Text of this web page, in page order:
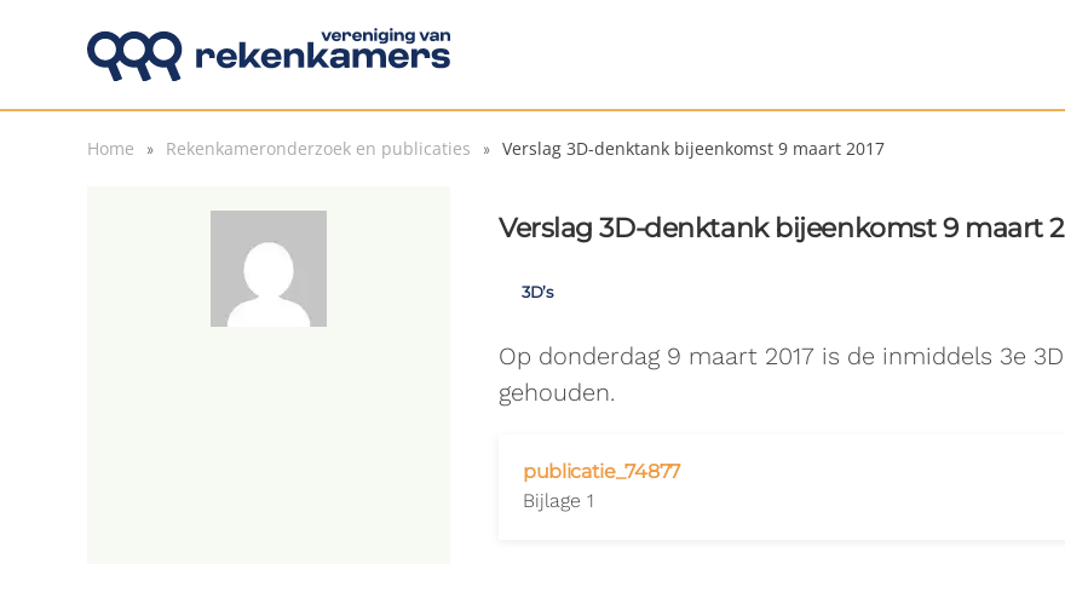
Overslaan en naar de inhoud gaan
Home Rekenkameronderzoek en publicaties Verslag 3D-denktank bijeenkomst 9 maart 2017
Verslag 3D-denktank bijeenkomst 9 maart
3D’s
Op donderdag 9 maart 2017 is de inmiddels 3e
gehouden.
publicatie_74877
Bijlage 1